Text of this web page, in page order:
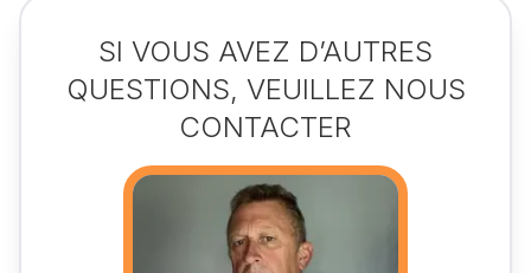
SI VOUS AVEZ D’AUTRES
QUESTIONS, VEUILLEZ NOUS
CONTACTER